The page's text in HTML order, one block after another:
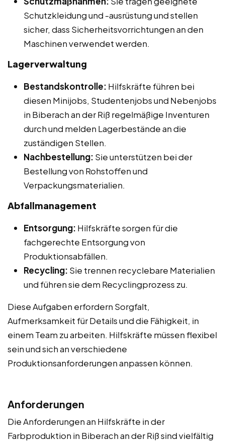
Schutzkleidung und -ausrüstung und stellen
sicher, dass Sicherheitsvorrichtungen an den
Maschinen verwendet werden.
Lagerverwaltung
Bestandskontrolle: Hilfskräfte führen bei
diesen Minijobs, Studentenjobs und Nebenjobs
in Biberach an der Riß regelmäßige Inventuren
durch und melden Lagerbestände an die
zuständigen Stellen.
Nachbestellung: Sie unterstützen bei der
Bestellung von Rohstoffen und
Verpackungsmaterialien.
Abfallmanagement
Entsorgung: Hilfskräfte sorgen für die
fachgerechte Entsorgung von
Produktionsabfällen.
Recycling: Sie trennen recyclebare Materialien
und führen sie dem Recyclingprozess zu.
Diese Aufgaben erfordern Sorgfalt,
Aufmerksamkeit für Details und die Fähigkeit, in
einem Team zu arbeiten. Hilfskräfte müssen flexibel
sein und sich an verschiedene
Produktionsanforderungen anpassen können.
Anforderungen
Die Anforderungen an Hilfskräfte in der
Farbproduktion in Biberach an der Riß sind vielfältig